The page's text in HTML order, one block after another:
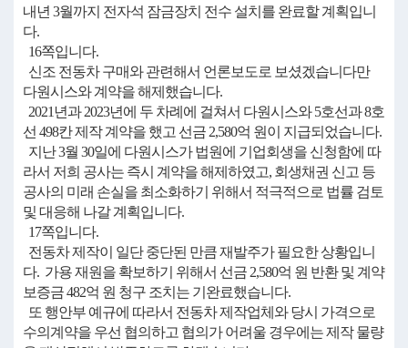
내년 3월까지 전자석 잠금장치 전수 설치를 완료할 계획입니
다.
16쪽입니다.
신조 전동차 구매와 관련해서 언론보도로 보셨겠습니다만
다원시스와 계약을 해제했습니다.
2021년과 2023년에 두 차례에 걸쳐서 다원시스와 5호선과 8호
선 498칸 제작 계약을 했고 선금 2,580억 원이 지급되었습니다.
지난 3월 30일에 다원시스가 법원에 기업회생을 신청함에 따
라서 저희 공사는 즉시 계약을 해제하였고, 회생채권 신고 등
공사의 미래 손실을 최소화하기 위해서 적극적으로 법률 검토
및 대응해 나갈 계획입니다.
17쪽입니다.
전동차 제작이 일단 중단된 만큼 재발주가 필요한 상황입니
다. 가용 재원을 확보하기 위해서 선금 2,580억 원 반환 및 계약
보증금 482억 원 청구 조치는 기완료했습니다.
또 행안부 예규에 따라서 전동차 제작업체와 당시 가격으로
수의계약을 우선 협의하고 협의가 어려울 경우에는 제작 물량